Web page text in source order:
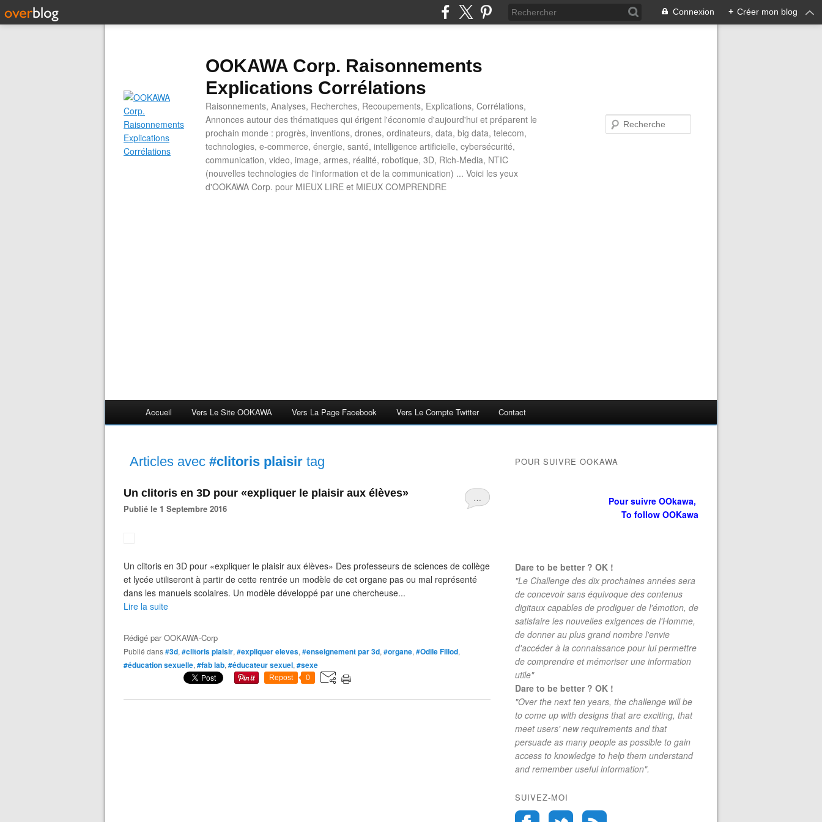
Connexion + Créer mon blog
OOKAWA Corp. Raisonnements
Explications Corrélations
Raisonnements, Analyses, Recherches, Recoupements, Explications, Corrélations,
Annonces autour des thématiques qui érigent l'économie d'aujourd'hui et préparent le
prochain monde : progrès, inventions, drones, ordinateurs, data, big data, telecom,
technologies, e-commerce, énergie, santé, intelligence artificielle, cybersécurité,
communication, video, image, armes, réalité, robotique, 3D, Rich-Media, NTIC
(nouvelles technologies de l'information et de la communication) ... Voici les yeux
d'OOKAWA Corp. pour MIEUX LIRE et MIEUX COMPRENDRE
Accueil Vers Le Site OOKAWA Vers La Page Facebook Vers Le Compte Twitter Contact
Articles avec #clitoris plaisir tag
…
Un clitoris en 3D pour «expliquer le plaisir aux élèves»
Publié le 1 Septembre 2016
Un clitoris en 3D pour «expliquer le plaisir aux élèves» Des professeurs de sciences de collège
et lycée utiliseront à partir de cette rentrée un modèle de cet organe pas ou mal représenté
dans les manuels scolaires. Un modèle développé par une chercheuse...
Lire la suite
Rédigé parOOKAWA-Corp
Publié dans#3d, #clitoris plaisir, #expliquer eleves, #enseignement par 3d, #organe, #Odile Fillod,
#éducation sexuelle, #fab lab, #éducateur sexuel, #sexe
Repost 0
POUR SUIVRE OOKAWA
Pour suivre OOkawa,
To follow OOKawa
Dare to be better ? OK !
"Le Challenge des dix prochaines années sera
de concevoir sans équivoque des contenus
digitaux capables de prodiguer de l'émotion, de
satisfaire les nouvelles exigences de l'Homme,
de donner au plus grand nombre l'envie
d'accéder à la connaissance pour lui permettre
de comprendre et mémoriser une information
utile"
Dare to be better ? OK !
"Over the next ten years, the challenge will be
to come up with designs that are exciting, that
meet users' new requirements and that
persuade as many people as possible to gain
access to knowledge to help them understand
and remember useful information".
SUIVEZ-MOI